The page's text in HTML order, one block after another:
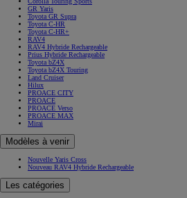
GR Yaris
Toyota GR Supra
Toyota C-HR
Toyota C-HR+
RAV4
RAV4 Hybride Rechargeable
Prius Hybride Rechargeable
Toyota bZ4X
Toyota bZ4X Touring
Land Cruiser
Hilux
PROACE CITY
PROACE
PROACE Verso
PROACE MAX
Mirai
Modèles à venir
Nouvelle Yaris Cross
Nouveau RAV4 Hybride Rechargeable
Les catégories